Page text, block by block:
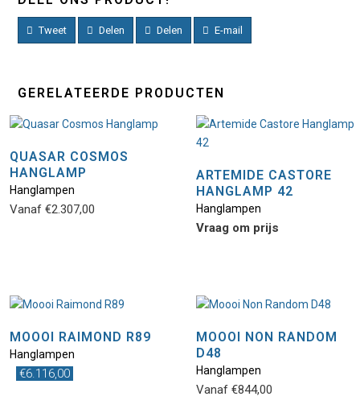
Tweet Delen Delen E-mail
GERELATEERDE PRODUCTEN
QUASAR COSMOS
HANGLAMP
Hanglampen
Vanaf €2.307,00
ARTEMIDE CASTORE
HANGLAMP 42
Hanglampen
Vraag om prijs
MOOOI RAIMOND R89
Hanglampen
€6.116,00
MOOOI NON RANDOM
D48
Hanglampen
Vanaf €844,00